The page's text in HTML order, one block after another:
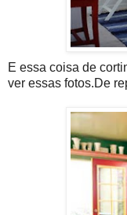
E essa coisa de
ver essas fotos.De